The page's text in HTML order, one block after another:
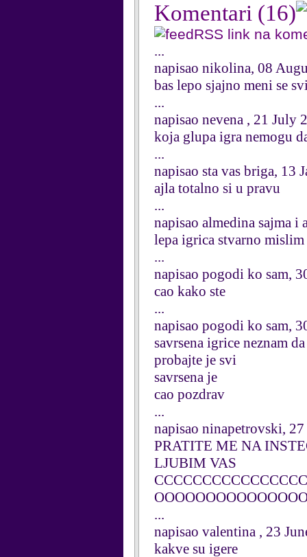
Komentari (16)
RSS link na
...
napisao nikolina, 08
bas lepo sjajno meni se
...
napisao nevena , 21 July
koja glupa igra nemogu
...
napisao sta vas briga, 13
ajla totalno si u pravu
...
napisao almedina sajma i
lepa igrica stvarno
...
napisao pogodi ko sam,
cao kako ste
...
napisao pogodi ko sam,
savrsena igrice neznam
probajte je svi
savrsena je
cao pozdrav
...
napisao ninapetrovski,
PRATITE ME NA
LJUBIM VAS
...
napisao valentina , 23
kakve su igere